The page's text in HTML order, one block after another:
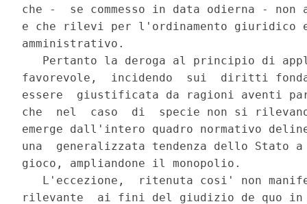
che -  se commesso in data odierna - non
e che rilevi per l'ordinamento giuridico
amministrativo.
Pertanto la deroga al principio di
favorevole,  incidendo  sui  diritti
essere  giustificata da ragioni aventi
che  nel  caso  di  specie non si
emerge dall'intero quadro normativo
una  generalizzata tendenza dello Stato
gioco, ampliandone il monopolio.
L'eccezione,  ritenuta cosi' non
rilevante  ai fini del giudizio de quo